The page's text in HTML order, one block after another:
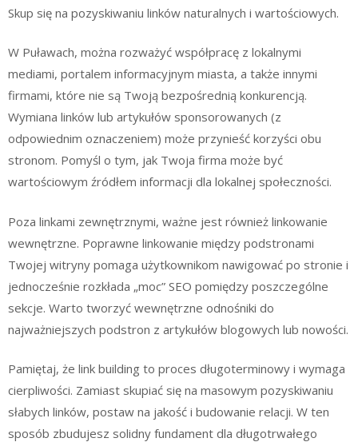
Skup się na pozyskiwaniu linków naturalnych i wartościowych.
W Puławach, można rozważyć współpracę z lokalnymi
mediami, portalem informacyjnym miasta, a także innymi
firmami, które nie są Twoją bezpośrednią konkurencją.
Wymiana linków lub artykułów sponsorowanych (z
odpowiednim oznaczeniem) może przynieść korzyści obu
stronom. Pomyśl o tym, jak Twoja firma może być
wartościowym źródłem informacji dla lokalnej społeczności.
Poza linkami zewnętrznymi, ważne jest również linkowanie
wewnętrzne. Poprawne linkowanie między podstronami
Twojej witryny pomaga użytkownikom nawigować po stronie i
jednocześnie rozkłada „moc” SEO pomiędzy poszczególne
sekcje. Warto tworzyć wewnętrzne odnośniki do
najważniejszych podstron z artykułów blogowych lub nowości.
Pamiętaj, że link building to proces długoterminowy i wymaga
cierpliwości. Zamiast skupiać się na masowym pozyskiwaniu
słabych linków, postaw na jakość i budowanie relacji. W ten
sposób zbudujesz solidny fundament dla długotrwałego